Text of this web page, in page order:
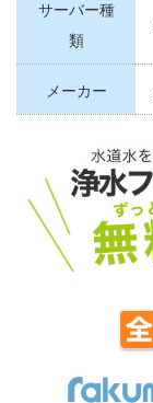
サーバー種
類
メーカー